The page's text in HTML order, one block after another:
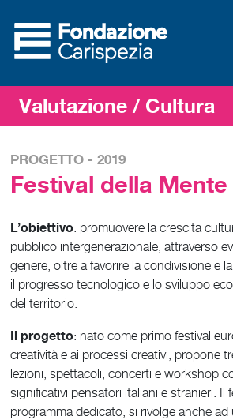
Valutazione / Cultura
PROGETTO - 2019
Festival della Mente
L’obiettivo: promuovere la crescita
pubblico intergenerazionale, attraverso
genere, oltre a favorire la condivisione e
il progresso tecnologico e lo sviluppo
del territorio.
Il progetto: nato come primo festival
creatività e ai processi creativi, propone
lezioni, spettacoli, concerti e workshop
significativi pensatori italiani e stranieri. Il
programma dedicato, si rivolge anche